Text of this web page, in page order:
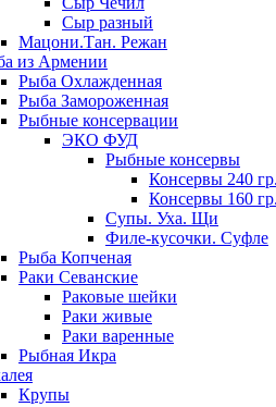
Сыр разный
Мацони.Тан. Режан
из Армении
Рыба Охлажденная
Рыба Замороженная
Рыбные консервации
ЭКО ФУД
Рыбные консервы
Консервы 240 гр.
Консервы 160 гр.
Супы. Уха. Щи
Филе-кусочки. Суфле
Рыба Копченая
Раки Севанские
Раковые шейки
Раки живые
Раки варенные
Рыбная Икра
Крупы